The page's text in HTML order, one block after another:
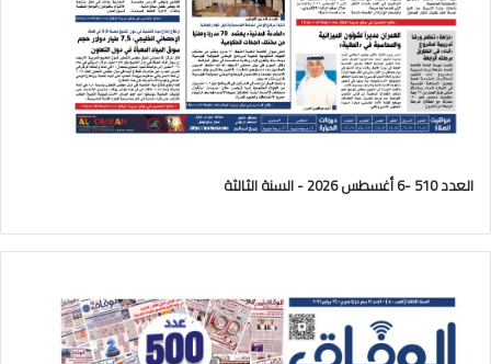
العدد 510 -6 أغسطس 2026 - السنة الثالثة